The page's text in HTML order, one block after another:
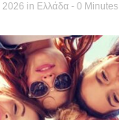
2026 in Ελλάδα - 0 Minutes